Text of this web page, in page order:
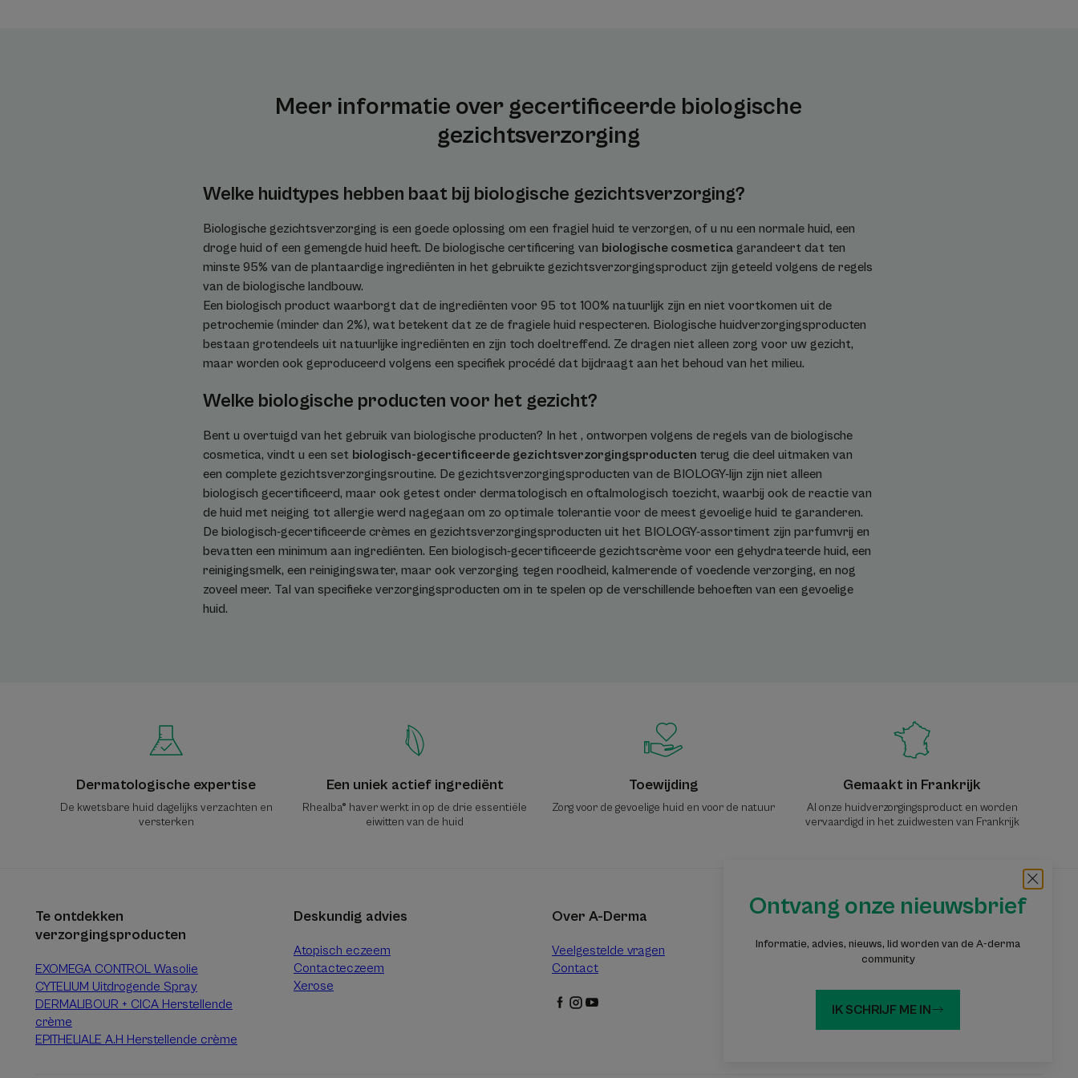
Meer informatie over gecertificeerde biologische
gezichtsverzorging
Welke huidtypes hebben baat bij biologische gezichtsverzorging?
Biologische gezichtsverzorging is een goede oplossing om een fragiel huid te verzorgen, of u nu een normale huid, een
droge huid of een gemengde huid heeft. De biologische certificering van biologische cosmetica garandeert dat ten
minste 95% van de plantaardige ingrediënten in het gebruikte gezichtsverzorgingsproduct zijn geteeld volgens de regels
van de biologische landbouw.
Een biologisch product waarborgt dat de ingrediënten voor 95 tot 100% natuurlijk zijn en niet voortkomen uit de
petrochemie (minder dan 2%), wat betekent dat ze de fragiele huid respecteren. Biologische huidverzorgingsproducten
bestaan grotendeels uit natuurlijke ingrediënten en zijn toch doeltreffend. Ze dragen niet alleen zorg voor uw gezicht,
maar worden ook geproduceerd volgens een specifiek procédé dat bijdraagt aan het behoud van het milieu.
Welke biologische producten voor het gezicht?
Bent u overtuigd van het gebruik van biologische producten? In het , ontworpen volgens de regels van de biologische
cosmetica, vindt u een set biologisch-gecertificeerde gezichtsverzorgingsproducten terug die deel uitmaken van
een complete gezichtsverzorgingsroutine. De gezichtsverzorgingsproducten van de BIOLOGY-lijn zijn niet alleen
biologisch gecertificeerd, maar ook getest onder dermatologisch en oftalmologisch toezicht, waarbij ook de reactie van
de huid met neiging tot allergie werd nagegaan om zo optimale tolerantie voor de meest gevoelige huid te garanderen.
De biologisch-gecertificeerde crèmes en gezichtsverzorgingsproducten uit het BIOLOGY-assortiment zijn parfumvrij en
bevatten een minimum aan ingrediënten. Een biologisch-gecertificeerde gezichtscrème voor een gehydrateerde huid, een
reinigingsmelk, een reinigingswater, maar ook verzorging tegen roodheid, kalmerende of voedende verzorging, en nog
zoveel meer. Tal van specifieke verzorgingsproducten om in te spelen op de verschillende behoeften van een gevoelige
huid.
Ontvang onze nieuwsbrief
Informatie, advies, nieuws, lid worden van de A-derma
community
IK SCHRIJF ME IN
Dermatologische expertise
De kwetsbare huid dagelijks verzachten en
versterken
Een uniek actief ingrediënt
Rhealba® haver werkt in op de drie essentiële
eiwitten van de huid
Toewijding
Zorg voor de gevoelige huid en voor de natuur
Gemaakt in Frankrijk
Al onze huidverzorgingsproduct en worden
vervaardigd in het zuidwesten van Frankrijk
Ontvang onze nieuwsbrief
Informatie, advies, tips: word lid van de A-
DERMA-gemeenschap
Abonneer u op de nieuwsbrief
Te ontdekken
verzorgingsproducten
EXOMEGA CONTROL Wasolie
CYTELIUM Uitdrogende Spray
DERMALIBOUR + CICA Herstellende
crème
EPITHELIALE A.H Herstellende crème
Deskundig advies
Atopisch eczeem
Contacteczeem
Xerose
Over A-Derma
Veelgestelde vragen
Contact